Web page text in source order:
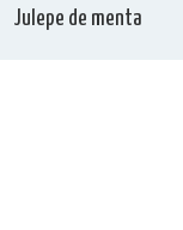
Julepe de menta